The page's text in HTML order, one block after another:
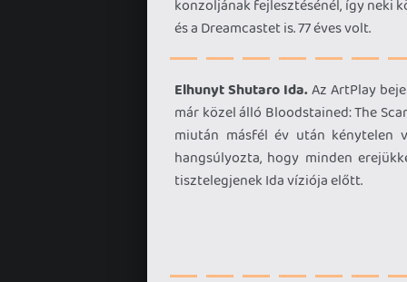
konzoljának fejlesztésénél, így neki
és a Dreamcastet is. 77 éves volt.
Elhunyt Shutaro Ida.Az ArtPlay
már közel álló Bloodstained: The
miután másfél év után kénytelen
hangsúlyozta, hogy minden
tisztelegjenek Ida víziója előtt.